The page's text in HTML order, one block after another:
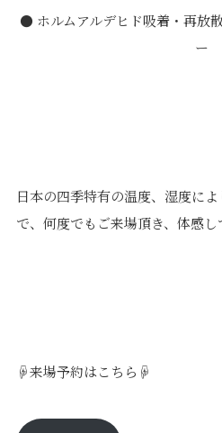
● ホルムアルデヒド吸着・再放
ー
日本の四季特有の温度、湿度に
で、何度でもご来場頂き、体感し
☟来場予約はこちら☟